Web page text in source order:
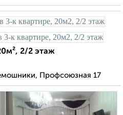
2/2 этаж
Профсоюзная 17